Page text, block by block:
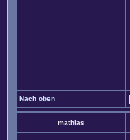
Nach oben
mathias